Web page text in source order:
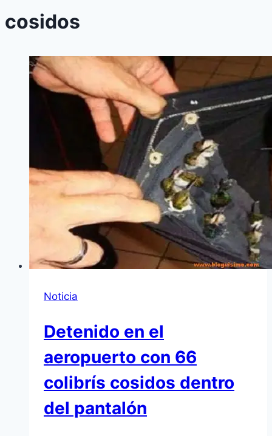
cosidos
Noticia
Detenido en el
aeropuerto con 66
colibrís cosidos dentro
del pantalón